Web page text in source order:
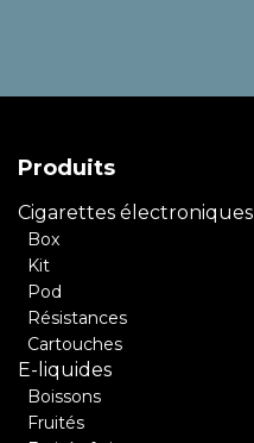
Produits
Cigarettes électroniques
Box
Kit
Pod
Résistances
Cartouches
E-liquides
Boissons
Fruités